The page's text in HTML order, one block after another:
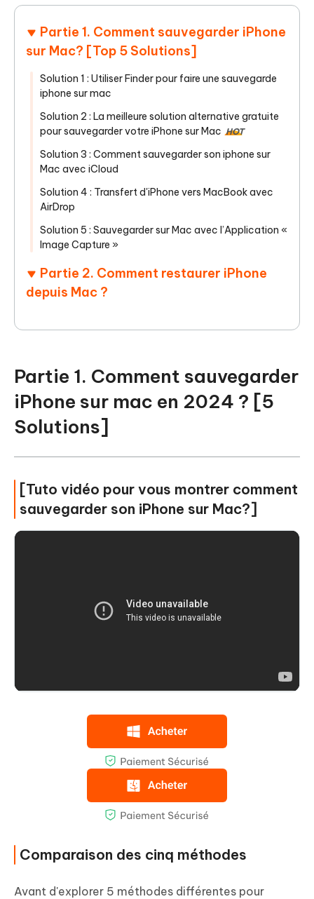
Partie 1. Comment sauvegarder iPhone
sur Mac? [Top 5 Solutions]
Solution 1 : Utiliser Finder pour faire une sauvegarde
iphone sur mac
Solution 2 : La meilleure solution alternative gratuite
pour sauvegarder votre iPhone sur Mac HOT
Solution 3 : Comment sauvegarder son iphone sur
Mac avec iCloud
Solution 4 : Transfert d'iPhone vers MacBook avec
AirDrop
Solution 5 : Sauvegarder sur Mac avec l’Application «
Image Capture »
Partie 2. Comment restaurer iPhone
depuis Mac ?
Partie 1. Comment sauvegarder
iPhone sur mac en 2024 ? [5
Solutions]
[Tuto vidéo pour vous montrer comment
sauvegarder son iPhone sur Mac?]
Comparaison des cinq méthodes
Avant d'explorer 5 méthodes différentes pour